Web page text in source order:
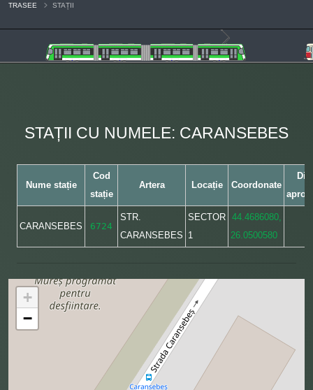
TRASEE STAȚII
STAȚII CU NUMELE: CARANSEBES
Nume stație
Cod
stație
Artera Locație Coordonate
CARANSEBES 6724
STR.
CARANSEBES
SECTOR
1
44.4686080,
26.0500580
+
−